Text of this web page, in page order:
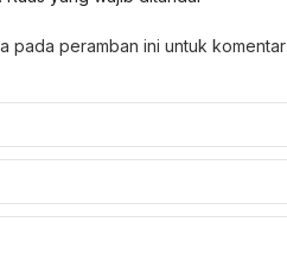
pada peramban ini untuk komentar